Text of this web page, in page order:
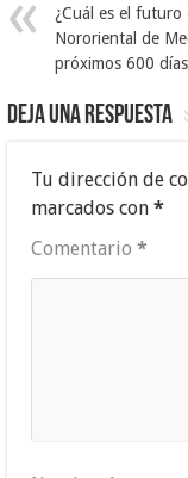
¿Cuál es el futuro
Nororiental de
próximos 600
Deja una respuesta
Tu dirección de
marcados con *
Comentario *